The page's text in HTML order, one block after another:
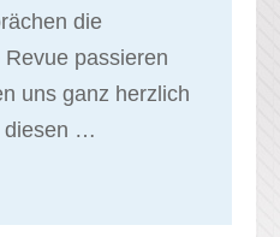
die
passieren
uns ganz herzlich
diesen …